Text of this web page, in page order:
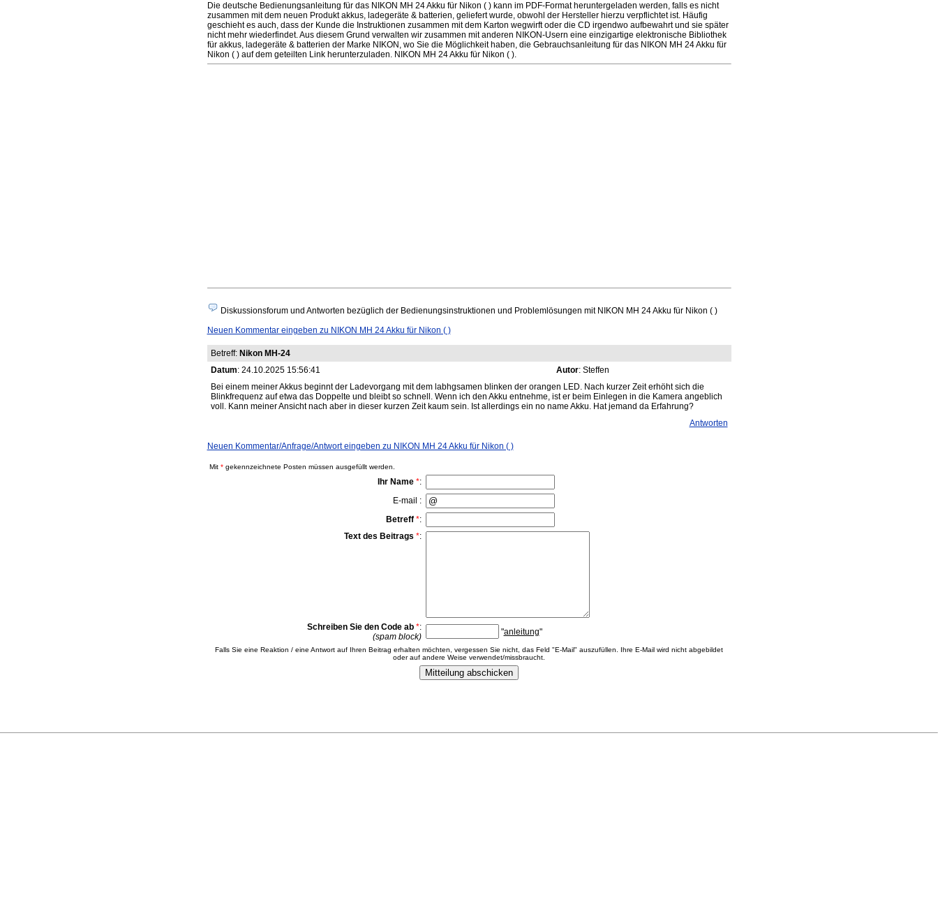
Die deutsche Bedienungsanleitung für das NIKON MH 24 Akku für Nikon ( ) kann im PDF-Format heruntergeladen werden, falls es nicht
zusammen mit dem neuen Produkt akkus, ladegeräte & batterien, geliefert wurde, obwohl der Hersteller hierzu verpflichtet ist. Häufig
geschieht es auch, dass der Kunde die Instruktionen zusammen mit dem Karton wegwirft oder die CD irgendwo aufbewahrt und sie später
nicht mehr wiederfindet. Aus diesem Grund verwalten wir zusammen mit anderen NIKON-Usern eine einzigartige elektronische Bibliothek
für akkus, ladegeräte & batterien der Marke NIKON, wo Sie die Möglichkeit haben, die Gebrauchsanleitung für das NIKON MH 24 Akku für
Nikon ( ) auf dem geteilten Link herunterzuladen. NIKON MH 24 Akku für Nikon ( ).
Diskussionsforum und Antworten bezüglich der Bedienungsinstruktionen und Problemlösungen mit NIKON MH 24 Akku für Nikon ( )
Neuen Kommentar eingeben zu NIKON MH 24 Akku für Nikon ( )
Betreff: Nikon MH-24
Datum: 24.10.2025 15:56:41 Autor: Steffen
Bei einem meiner Akkus beginnt der Ladevorgang mit dem labhgsamen blinken der orangen LED. Nach kurzer Zeit erhöht sich die
Blinkfrequenz auf etwa das Doppelte und bleibt so schnell. Wenn ich den Akku entnehme, ist er beim Einlegen in die Kamera angeblich
voll. Kann meiner Ansicht nach aber in dieser kurzen Zeit kaum sein. Ist allerdings ein no name Akku. Hat jemand da Erfahrung?
Antworten
Neuen Kommentar/Anfrage/Antwort eingeben zu NIKON MH 24 Akku für Nikon ( )
Mit *gekennzeichnete Posten müssen ausgefüllt werden.
Ihr Name *:
E-mail :
Betreff *:
Text des Beitrags *:
Schreiben Sie den Code ab *:
(spam block)
"anleitung"
Falls Sie eine Reaktion / eine Antwort auf Ihren Beitrag erhalten möchten, vergessen Sie nicht, das Feld "E-Mail" auszufüllen. Ihre E-Mail wird nicht abgebildet
oder auf andere Weise verwendet/missbraucht.